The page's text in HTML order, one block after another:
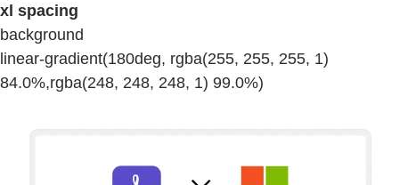
xl spacing
background
linear-gradient(180deg, rgba(255, 255, 255, 1)
84.0%,rgba(248, 248, 248, 1) 99.0%)